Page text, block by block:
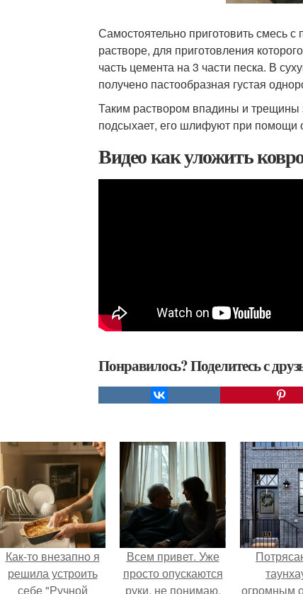
Самостоятельно приготовить смесь
растворе, для приготовления
часть цемента на 3 части песка. В
получено пастообразная густая
Таким раствором впадины и трещины
подсыхает, его шлифуют при помощи
Видео как уложить
Понравилось? Поделитесь с
Как-то внезапно я
решила устроить
себе "Ручной
Всем привет. Уже
просто опускаются
руки, не понимаю,
огромным